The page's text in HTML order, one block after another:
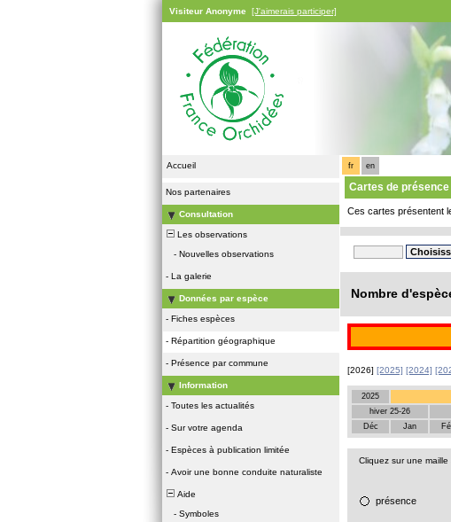
Visiteur Anonyme [J'aimerais participer]
Accueil
Nos partenaires
Consultation
Les observations
- Nouvelles observations
- La galerie
Données par espèce
- Fiches espèces
- Répartition géographique
- Présence par commune
Information
- Toutes les actualités
- Sur votre agenda
- Espèces à publication limitée
- Avoir une bonne conduite naturaliste
Aide
- Symboles
fr en
Cartes de présence
Ces cartes présentent
Nombre
[2026] [2025] [2024]
2025
hiver 25-26
Déc
Jan
Cliquez sur une
présence